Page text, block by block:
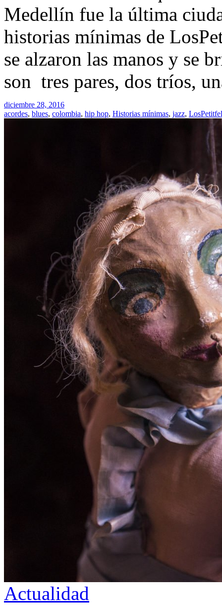
Medellín fue la última
historias mínimas de
se alzaron las manos y se
son tres pares, dos tríos,
diciembre 28, 2016
acordes, blues, colombia, hip hop, Historias mínimas, jazz,
Actualidad